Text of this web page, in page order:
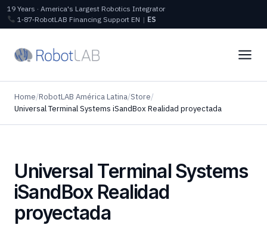
19 Years · America's Largest Robotics Integrator
1‑87‑RobotLAB Financing Support EN | ES
Home/RobotLAB América Latina/Store/
Universal Terminal Systems iSandBox Realidad proyectada
Universal Terminal Systems
iSandBox Realidad
proyectada